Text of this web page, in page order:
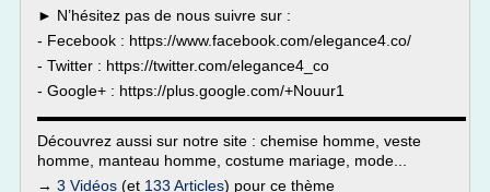
► N’hésitez pas de nous suivre sur :
- Fecebook : https://www.facebook.com/elegance4.co/
- Twitter : https://twitter.com/elegance4_co
- Google+ : https://plus.google.com/+Nouur1
▬▬▬▬▬▬▬▬▬▬▬▬▬▬▬▬▬▬▬▬▬▬▬▬▬▬▬▬
Découvrez aussi sur notre site : chemise homme, veste
homme, manteau homme, costume mariage, mode...
→ 3 Vidéos (et 133 Articles) pour ce thème